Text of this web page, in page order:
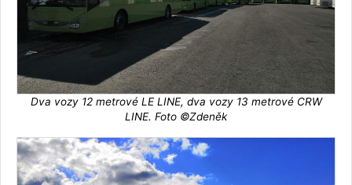
Dva vozy 12 metrové LE LINE, dva vozy 13 metrové CRW
LINE. Foto ©Zdeněk